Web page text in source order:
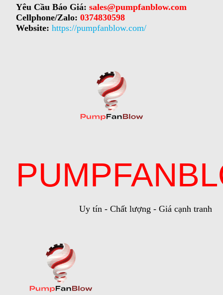
Yêu Cầu Báo Giá: sales@pumpfanblow.com
Cellphone/Zalo: 0374830598
Website:https://pumpfanblow.com/
Uy tín - Chất lượng - Giá cạnh tranh